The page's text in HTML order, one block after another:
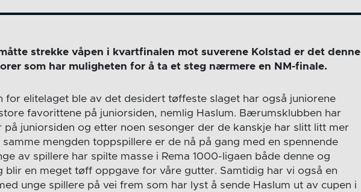
strekke våpen i kvartfinalen mot suverene Kolstad er det denne
som har muligheten for å ta et steg nærmere en NM-finale.
for elitelaget ble av det desidert tøffeste slaget har også juniorene
favorittene på juniorsiden, nemlig Haslum. Bærumsklubben har
på juniorsiden og etter noen sesonger der de kanskje har slitt litt mer
mengden toppspillere er de nå på gang med en spennende
av spillere har spilte masse i Rema 1000-ligaen både denne og
blir en meget tøff oppgave for våre gutter. Samtidig har vi også en
unge spillere på vei frem som har lyst å sende Haslum ut av cupen i